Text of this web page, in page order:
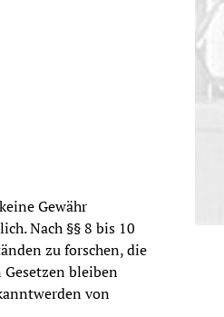
Gewähr
Nach §§ 8 bis 10
zu forschen, die
bleiben
von